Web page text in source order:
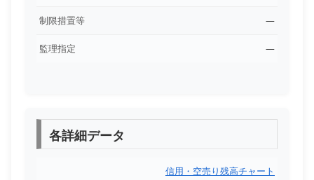
制限措置等 ―
監理指定 ―
各詳細データ
信用・空売り残高チャート